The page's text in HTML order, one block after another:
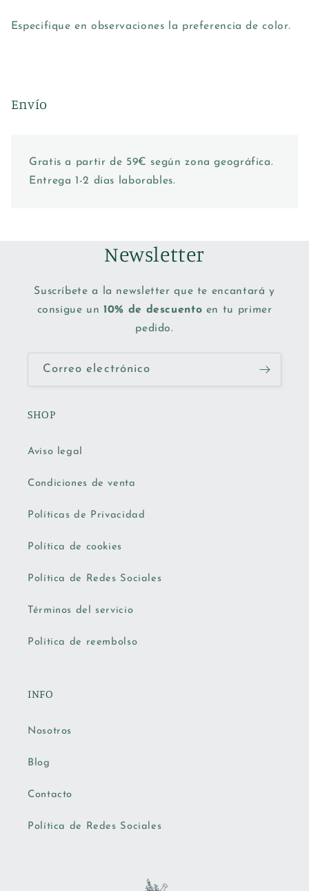
Especifique en observaciones la preferencia de color.
Envío
Gratis a partir de 59€ según zona geográfica.
Entrega 1-2 días laborables.
Newsletter
Suscríbete a la newsletter que te encantará y
consigue un10% de descuento en tu primer
pedido.
Correo electrónico
SHOP
Aviso legal
Condiciones de venta
Políticas de Privacidad
Política de cookies
Política de Redes Sociales
Términos del servicio
Política de reembolso
INFO
Nosotros
Blog
Contacto
Política de Redes Sociales